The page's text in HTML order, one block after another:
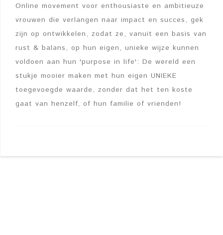
Online movement voor enthousiaste en ambitieuze
vrouwen die verlangen naar impact en succes, gek
zijn op ontwikkelen, zodat ze, vanuit een basis van
rust & balans, op hun eigen, unieke wijze kunnen
voldoen aan hun 'purpose in life': De wereld een
stukje mooier maken met hun eigen UNIEKE
toegevoegde waarde, zonder dat het ten koste
gaat van henzelf, of hun familie of vrienden!